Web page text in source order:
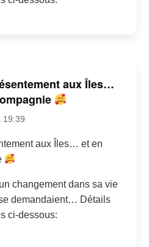
aux Îles…
19:39
aux Îles… et en
changement dans sa vie
demandaient… Détails
ci-dessous: